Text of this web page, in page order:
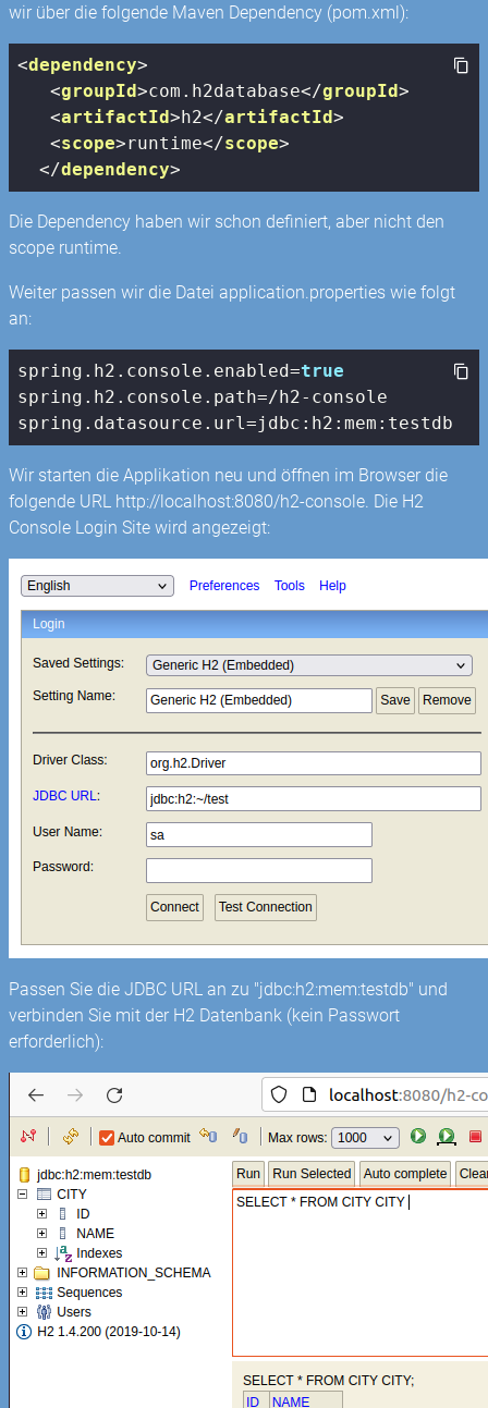
wir über die folgende Maven Dependency (pom.xml):
<dependency>
<groupId>com.h2database</groupId>
<artifactId>h2</artifactId>
<scope>runtime</scope>
</dependency>
Die Dependency haben wir schon definiert, aber nicht den
scope runtime.
Weiter passen wir die Datei application.properties wie folgt
an:
spring.h2. console .enabled=true
spring.h2. console .path=/h2- console
spring.datasource.url=jdbc:h2:mem:testdb
Wir starten die Applikation neu und öffnen im Browser die
folgende URL http://localhost:8080/h2-console. Die H2
Console Login Site wird angezeigt:
Passen Sie die JDBC URL an zu "jdbc:h2:mem:testdb" und
verbinden Sie mit der H2 Datenbank (kein Passwort
erforderlich):